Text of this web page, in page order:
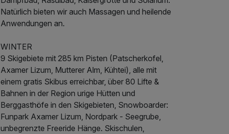
Natürlich bieten wir auch Massagen und heilende
Anwendungen an.
WINTER
9 Skigebiete mit 285 km Pisten (Patscherkofel,
Axamer Lizum, Mutterer Alm, Kühtei), alle mit
einem gratis Skibus erreichbar, über 80 Lifte &
Bahnen in der Region urige Hütten und
Berggasthöfe in den Skigebieten, Snowboarder:
Funpark Axamer Lizum, Nordpark - Seegrube,
unbegrenzte Freeride Hänge. Skischulen,